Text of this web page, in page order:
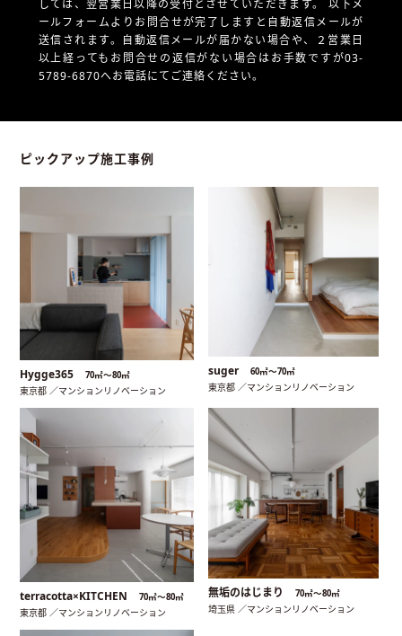
しては、翌営業日以降の受付とさせていただきます。 以下メ
ールフォームよりお問合せが完了しますと自動返信メールが
送信されます。自動返信メールが届かない場合や、
２営業日
以上経ってもお問合せの返信がない場合はお手数ですが03-
5789-6870へお電話にてご連絡ください。
ピックアップ施工事例
Hygge365 70㎡〜80㎡
東京都 ／マンションリノベーション
suger 60㎡〜70㎡
東京都 ／マンションリノベーション
terracotta×KITCHEN 70㎡〜80㎡
東京都 ／マンションリノベーション
無垢のはじまり 70㎡〜80㎡
埼玉県 ／マンションリノベーション